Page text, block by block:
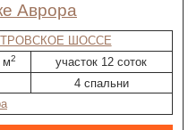
Аврора
ШОССЕ
м2
участок 12 соток
4 спальни